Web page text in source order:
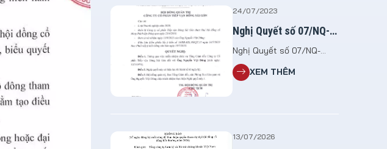
24/07/2023
Nghị Quyết số 07/NQ-
ESL-HĐQT.23
Nghị Quyết số 07/NQ-
ESL-HĐQT.23 V/v miễn
nhiệm Tổng Giám Đốc
XEM THÊM
13/07/2026